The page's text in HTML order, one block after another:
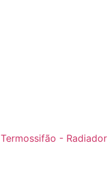
Termossifão - Radiador